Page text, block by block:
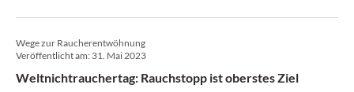
Wege zur Raucherentwöhnung
Veröffentlicht am: 31. Mai 2023
Weltnichtrauchertag: Rauchstopp ist oberstes Ziel